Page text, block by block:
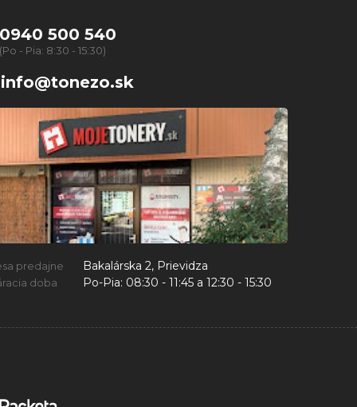
0940 500 540
(Po - Pia: 8:30 - 15:30)
info@tonezo.sk
predajne Bakalárska 2, Prievidza
doba Po-Pia: 08:30 - 11:45 a 12:30 - 15:30